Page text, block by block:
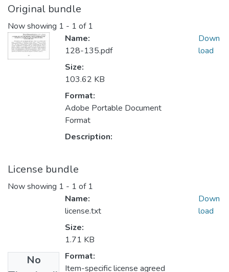
Original bundle
Now showing 1 - 1 of 1
Name:
128-135.pdf
Size:
103.62 KB
Format:
Adobe Portable Document
Format
Description:
Down
load
License bundle
Now showing 1 - 1 of 1
No
Name:
license.txt
Size:
1.71 KB
Format:
Item-specific license agreed
Down
load